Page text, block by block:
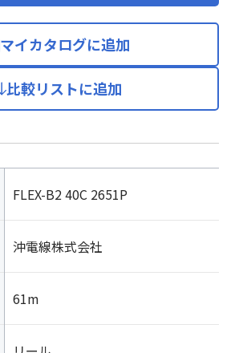
マイカタログに追加
比較リストに追加
FLEX-B2 40C 2651P
沖電線株式会社
61m